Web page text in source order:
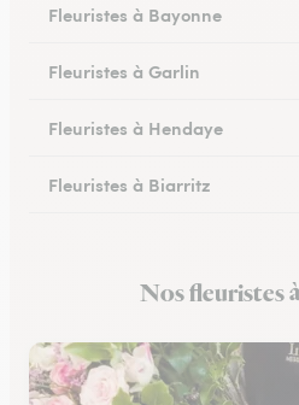
Fleuristes à Bayonne
Fleuristes à Garlin
Fleuristes à Hendaye
Fleuristes à Biarritz
Fleuristes à Ustaritz
Nos fleuristes